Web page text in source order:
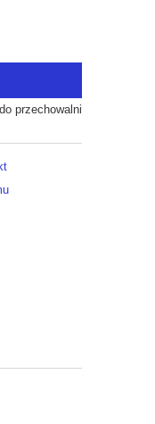
przechowalni